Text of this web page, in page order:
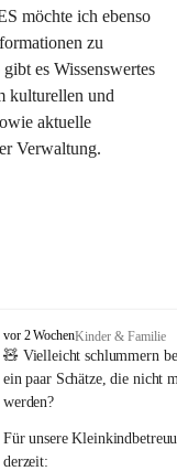
möchte ich ebenso
zu
es Wissenswertes
kulturellen und
aktuelle
Verwaltung.
F
r
a
x
r
n
vor 2 WochenKinder & Familie
🧸 Vielleicht schlummern
ein paar Schätze, die nicht
werden?
Für unsere
derzeit: